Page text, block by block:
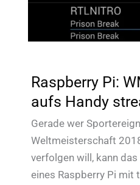
Raspberry Pi:
aufs Handy
Gerade wer
Weltmeisterschaft
verfolgen will, kann
eines Raspberry Pi mit